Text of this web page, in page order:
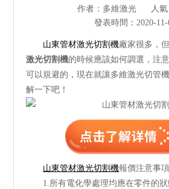
其他切割設備及配件
解決方案
多維資訊
作者：多維激光
人
發表時間：2020-11-
山東管材激光切割機廠家很多，
激光切割機的時候應該如何調選，注
可以規避的，現在就讓多維激光切管
解一下吧！
山東管材激光切割機報價注意事
1.所有電化學處理均應在零件的